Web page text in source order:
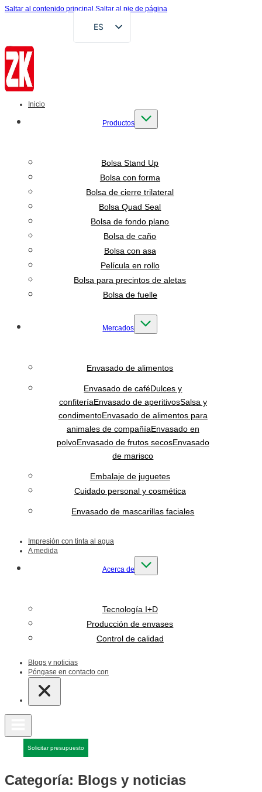
Saltar al contenido principal Saltar al pie de página
ES
EN
AR
ID
Inicio
Productos
Bolsa Stand Up
Bolsa con forma
Bolsa de cierre trilateral
Bolsa Quad Seal
Bolsa de fondo plano
Bolsa de caño
Bolsa con asa
Película en rollo
Bolsa para precintos de aletas
Bolsa de fuelle
Mercados
Envasado de alimentos
Envasado de caféDulces y
confiteríaEnvasado de aperitivosSalsa y
condimentoEnvasado de alimentos para
animales de compañíaEnvasado en
polvoEnvasado de frutos secosEnvasado
de marisco
Embalaje de juguetes
Cuidado personal y cosmética
Envasado de mascarillas faciales
Impresión con tinta al agua
A medida
Acerca de
Tecnología I+D
Producción de envases
Control de calidad
Blogs y noticias
Póngase en contacto con
Solicitar presupuesto
Categoría: Blogs y noticias